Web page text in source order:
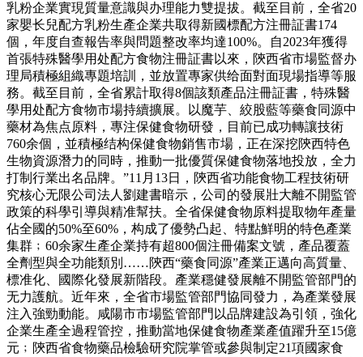
乳粉企業實現質量意識與办理能力雙提拔。截至目前，全省20
家嬰长兒配方乳粉生產企業共取得新國標配方注冊証書174
個，年度自查報告率與問題整改率均達100%。自2023年獲得
首張特殊醫學用处配方食物注冊証書以來，陝西省市場監督办
理局積極組織專題培訓，並放置專家供给面對面現場指導等服
務。截至目前，全省累計取得8個該類產品注冊証書，特殊醫
學用处配方食物市場持續擴展。以魔芋、絞股藍等藥食同源中
藥材為焦点原料，專注保健食物研發，目前已成功轉讓技術
760余個，並積極结构保健食物銷售市場，正在深挖陝西特色
生物資源潛力的同時，推動一批優質保健食物落地投放，全力
打制行業出名品牌。”11月13日，陝西省功能食物工程技術研
究核心无限公司法人劉建書暗示，公司的發展壯大離不開監管
政策的科學引導與精准幫扶。全省保健食物原料提取物年產量
佔全國的50%至60%，构成了優勢凸起、特點鮮明的特色產業
集群﹔60余家生產企業持有超800個注冊備案文號，產品覆蓋
全劑型與全功能類別……陝西“藥食同源”產業正邁向高質量、
標准化、國際化發展新階段。產業穩健發展離不開監管部門的
无力護航。近年來，全省市場監管部門協同發力，為產業發展
注入強勁動能。咸陽市市場監管部門以品牌建設為引領，強化
企業生產全過程管控，推動當地保健食物產業產值躍升至15億
元﹔陝西省食物藥品檢驗研究院掌管或參與制定21項國家食